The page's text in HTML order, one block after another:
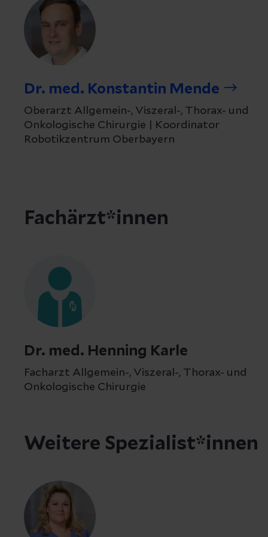
Dr. med. Konstantin Mende
Oberarzt Allgemein-, Viszeral-, Thorax- und
Onkologische Chirurgie | Koordinator
Robotikzentrum Oberbayern
Fachärzt*innen
Dr. med. Henning Karle
Facharzt Allgemein-, Viszeral-, Thorax- und
Onkologische Chirurgie
Weitere Spezialist*innen